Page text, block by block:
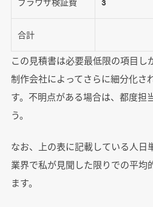
合計
この見積書は必要最低限の項目し
制作会社によってさらに細分化さ
す。不明点がある場合は、都度担
う。
なお、上の表に記載している人日
業界で私が見聞した限りでの平均
ます。